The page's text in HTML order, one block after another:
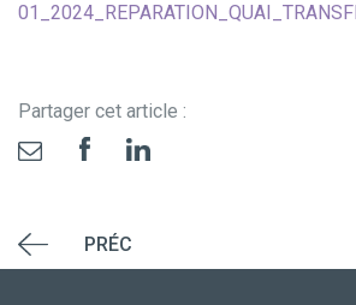
Partager cet article :
PRÉC